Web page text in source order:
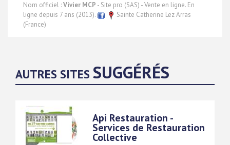
Nom officiel :Vivier MCP - Site pro (SAS) - Vente en ligne. En
ligne depuis 7 ans (2013).
Sainte Catherine Lez Arras
(France)
AUTRES SITES SUGGÉRÉS
Api Restauration -
Services de Restauration
Collective